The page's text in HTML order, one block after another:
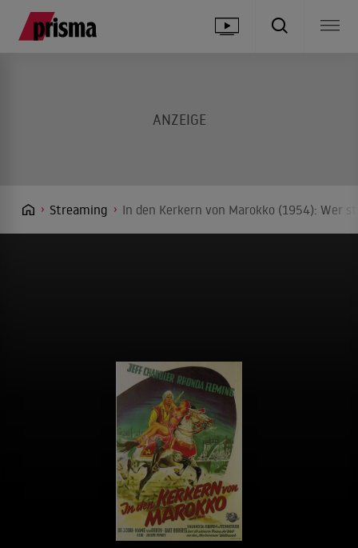
Streaming In den Kerkern von Marokko (1954): Wer